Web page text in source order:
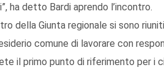
ha detto Bardi aprendo l’incontro.
della Giunta regionale si sono
comune di lavorare con
il primo punto di riferimento per i